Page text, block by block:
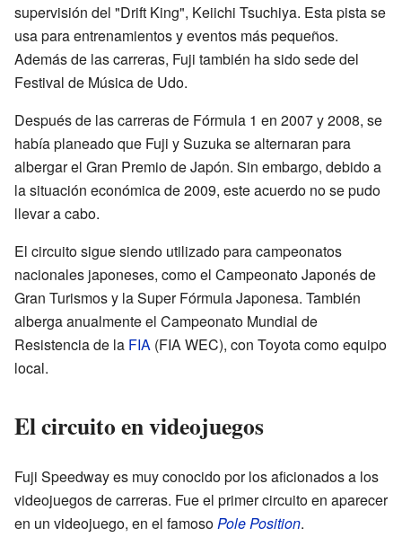
supervisión del "Drift King", Keiichi Tsuchiya. Esta pista se
usa para entrenamientos y eventos más pequeños.
Además de las carreras, Fuji también ha sido sede del
Festival de Música de Udo.
Después de las carreras de Fórmula 1 en 2007 y 2008, se
había planeado que Fuji y Suzuka se alternaran para
albergar el Gran Premio de Japón. Sin embargo, debido a
la situación económica de 2009, este acuerdo no se pudo
llevar a cabo.
El circuito sigue siendo utilizado para campeonatos
nacionales japoneses, como el Campeonato Japonés de
Gran Turismos y la Super Fórmula Japonesa. También
alberga anualmente el Campeonato Mundial de
Resistencia de la FIA (FIA WEC), con Toyota como equipo
local.
El circuito en videojuegos
Fuji Speedway es muy conocido por los aficionados a los
videojuegos de carreras. Fue el primer circuito en aparecer
en un videojuego, en el famosoPole Position.